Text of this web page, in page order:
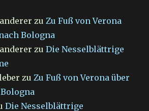
zu Zu Fuß von Verona
Bologna
zuDie Nesselblättrige
zu Zu Fuß von Verona über
Die Nesselblättrige